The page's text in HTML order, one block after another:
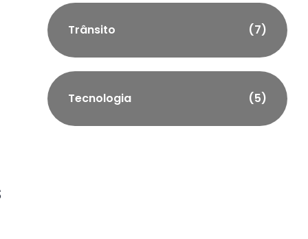
Trânsito (7)
Tecnologia (5)